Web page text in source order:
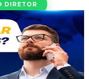
DIRETOR